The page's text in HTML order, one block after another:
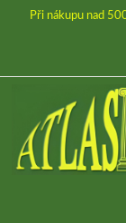
Při nákupu nad